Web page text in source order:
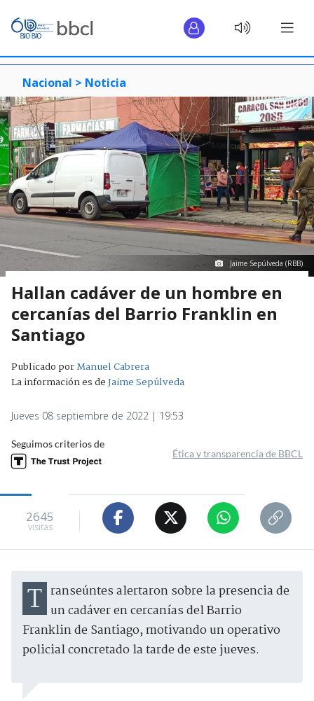
Nacional > Noticia
Jaime Sepúlveda (RBB)
Hallan cadáver de un hombre en
cercanías del Barrio Franklin en
Santiago
Publicado porManuel Cabrera
La información es deJaime Sepúlveda
Jueves 08 septiembre de 2022 | 19:53
Seguimos criterios de
Ética y transparencia de BBCL
2645
visitas
Transeúntes alertaron sobre la presencia de un cadáver en cercanías del Barrio
Franklin de Santiago, motivando un operativo
policial concretado la tarde de este jueves.